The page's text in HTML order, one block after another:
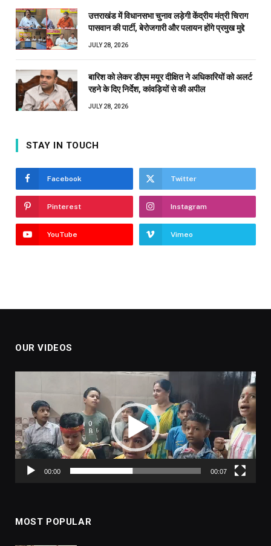
उत्तराखंड में विधानसभा चुनाव लड़ेगी केंद्रीय मंत्री चिराग
पासवान की पार्टी, बेरोजगारी और पलायन होंगे प्रमुख मुद्दे
JULY 28, 2026
बारिश को लेकर डीएम मयूर दीक्षित ने अधिकारियों को अलर्ट
रहने के दिए निर्देश, कांवड़ियों से की अपील
JULY 28, 2026
STAY IN TOUCH
Facebook Twitter
Pinterest Instagram
YouTube Vimeo
OUR VIDEOS
00:00 00:07
MOST POPULAR